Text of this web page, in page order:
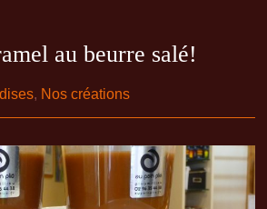
au beurre salé!
, Nos créations